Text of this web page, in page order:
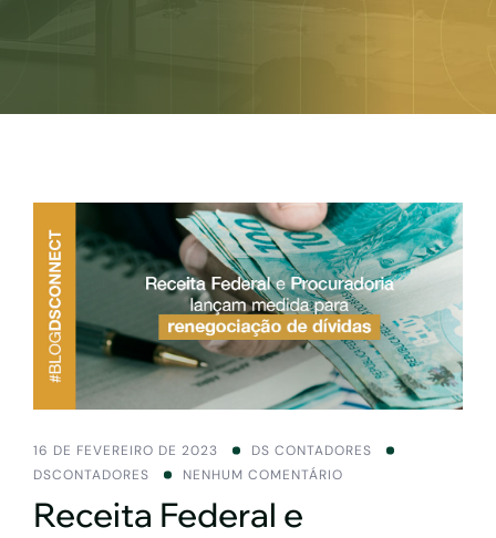
16 DE FEVEREIRO DE 2023
DS CONTADORES
DSCONTADORES
NENHUM COMENTÁRIO
Receita Federal e